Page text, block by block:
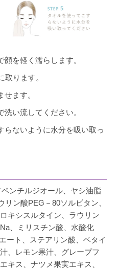
を軽く濡らします。
ります。
ます。
い流してください。
ないように水分を吸い取っ
ンチルジオール、ヤシ油脂
ン酸PEG－80ソルビタン、
キシスルタイン、ラウリン
、ミリスチン酸、水酸化
ート、ステアリン酸、ベタイ
、レモン果汁、グレープフ
キス、ナツメ果実エキス、